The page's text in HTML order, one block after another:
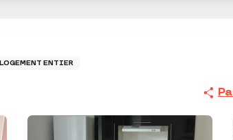
LOGEMENT ENTIER